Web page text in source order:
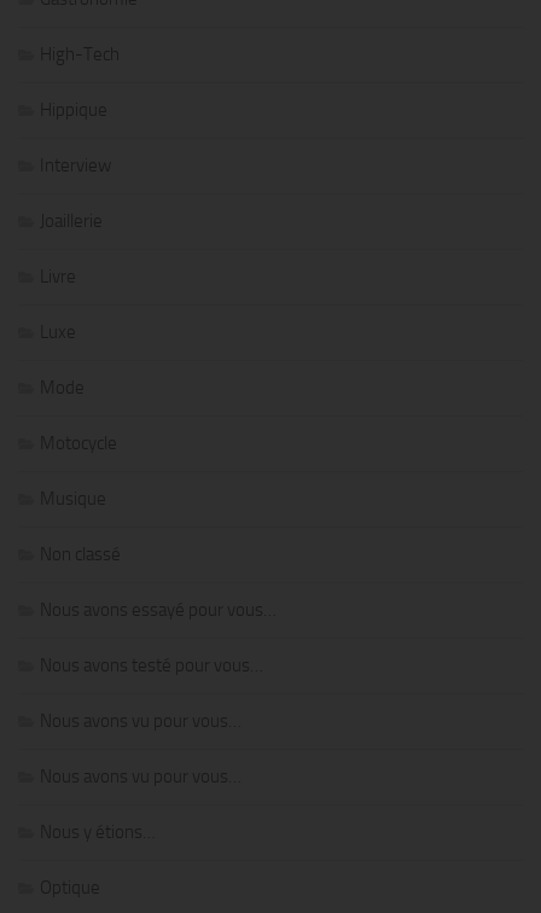
High-Tech
Hippique
Interview
Joaillerie
Livre
Luxe
Mode
Motocycle
Musique
Non classé
Nous avons essayé pour vous…
Nous avons testé pour vous…
Nous avons vu pour vous…
Nous avons vu pour vous…
Nous y étions…
Optique